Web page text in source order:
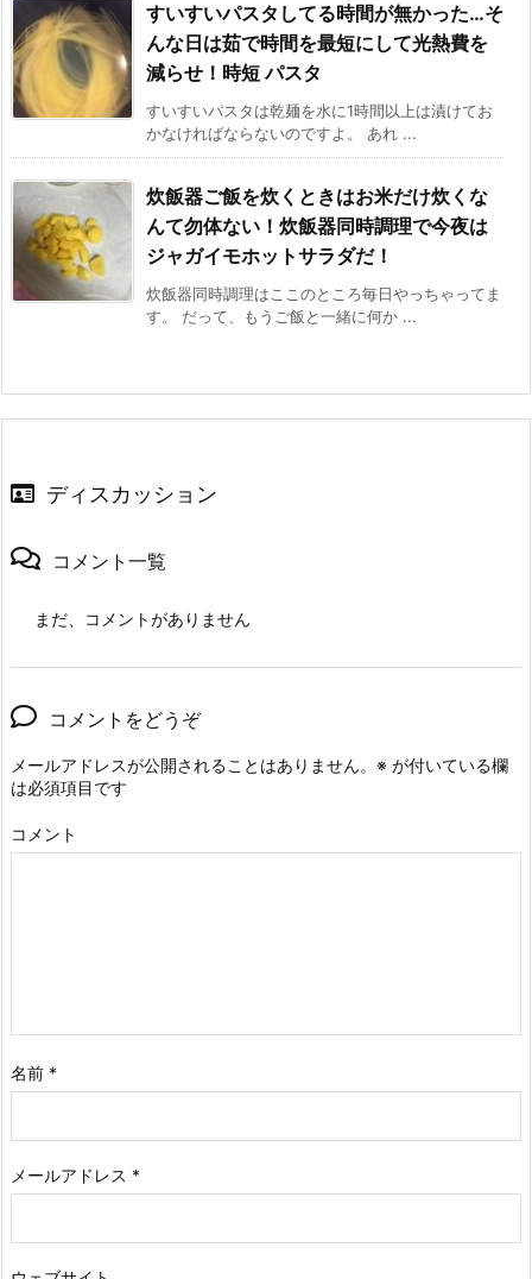
すいすいパスタしてる時間が無かった…そ
んな日は茹で時間を最短にして光熱費を
減らせ！時短 パスタ
すいすいパスタは乾麺を水に1時間以上は漬けてお
かなければならないのですよ。 あれ ...
炊飯器ご飯を炊くときはお米だけ炊くな
んて勿体ない！炊飯器同時調理で今夜は
ジャガイモホットサラダだ！
炊飯器同時調理はここのところ毎日やっちゃってま
す。 だって、もうご飯と一緒に何か ...
ディスカッション
コメント一覧
まだ、コメントがありません
コメントをどうぞ
メールアドレスが公開されることはありません。 ※ が付いている欄
は必須項目です
コメント
名前 *
メールアドレス *